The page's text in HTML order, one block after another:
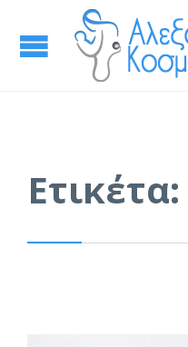
Ετικέτα: